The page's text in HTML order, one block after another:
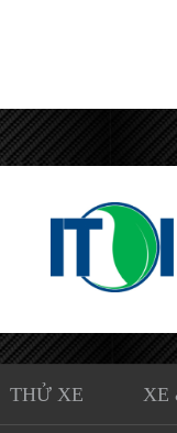
THỬ XE XE